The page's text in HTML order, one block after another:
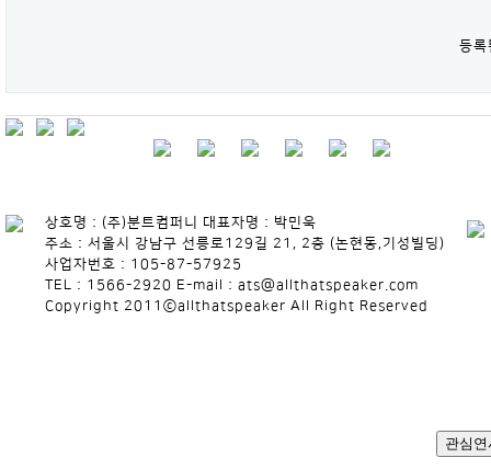
등록
상호명 : (주)분트컴퍼니 대표자명 : 박민욱
주소 : 서울시 강남구 선릉로129길 21, 2층 (논현동,기성빌딩)
사업자번호 : 105-87-57925
TEL : 1566-2920 E-mail : ats@allthatspeaker.com
Copyright 2011ⓒallthatspeaker All Right Reserved
관심